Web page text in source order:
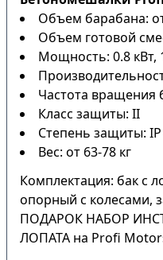
Объем барабана:
Объем готовой
Мощность: 0.8 кВт,
Частота вращения
Класс защиты: II
Степень защиты:
Вес: от 63-78 кг
Комплектация: бак с
опорный с колесами,
ПОДАРОК НАБОР
ЛОПАТА на Profi